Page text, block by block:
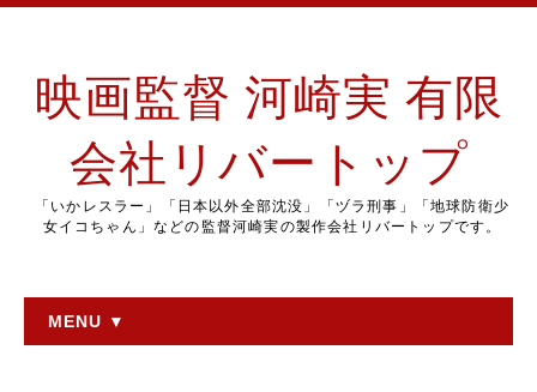
映画監督 河崎実 有限
会社リバートップ
「いかレスラー」「日本以外全部沈没」「ヅラ刑事」「地球防衛少
女イコちゃん」などの監督河崎実の製作会社リバートップです。
MENU ▼